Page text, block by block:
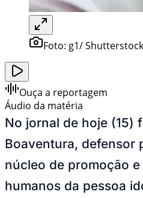
Foto: g1/ Shutterstock
Ouça a reportagem
Áudio da matéria
No jornal de hoje (15)
Boaventura, defensor
núcleo de promoção
humanos da pessoa